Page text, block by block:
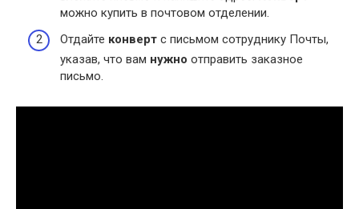
можно купить в почтовом отделении.
Отдайте конверт с письмом сотруднику Почты,
указав, что вам нужно отправить заказное
письмо.